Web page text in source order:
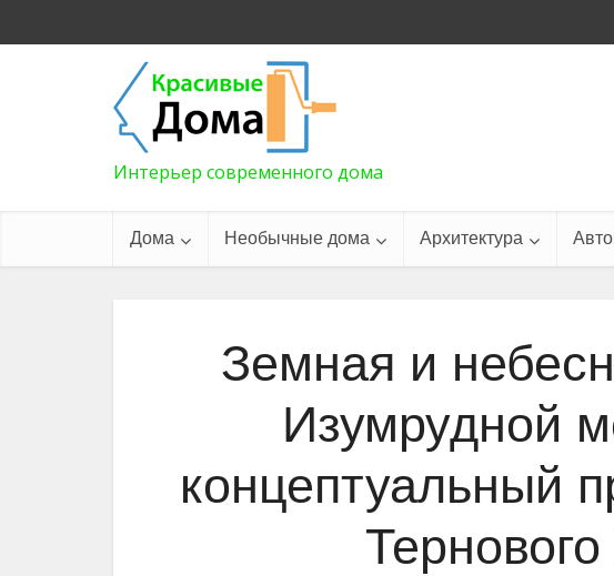
Интерьер современного дома
Дома Необычные дома Архитектура
Земная и
Изумрудной
концептуальный